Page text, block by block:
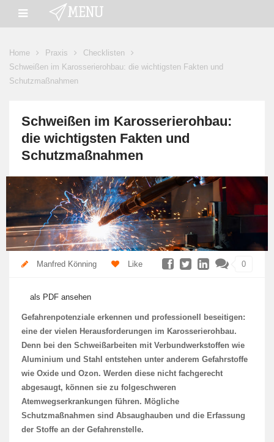
Home Praxis
Checklisten
Schweißen im Karosserierohbau: die wichtigsten Fakten und
Schutzmaßnahmen
Schweißen im Karosserierohbau:
die wichtigsten Fakten und
Schutzmaßnahmen
Manfred Könning Like 0
als PDF ansehen
Gefahrenpotenziale erkennen und professionell beseitigen:
eine der vielen Herausforderungen im Karosserierohbau.
Denn bei den Schweißarbeiten mit Verbundwerkstoffen wie
Aluminium und Stahl entstehen unter anderem Gefahrstoffe
wie Oxide und Ozon. Werden diese nicht fachgerecht
abgesaugt, können sie zu folgeschweren
Atemwegserkrankungen führen. Mögliche
Schutzmaßnahmen sind Absaughauben und die Erfassung
der Stoffe an der Gefahrenstelle.